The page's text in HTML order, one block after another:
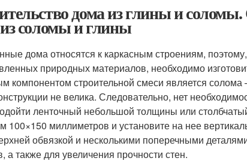
дома из глины и
соломы и глины
дома относятся к каркасным строениям,
природных материалов, необходимо
компонентом строительной смеси является солома
не велика. Следовательно, нет
ленточный небольшой толщины или
100×150 миллиметров и установите на нее
обвязкой и несколькими поперечными
а также для увеличения прочности стен.